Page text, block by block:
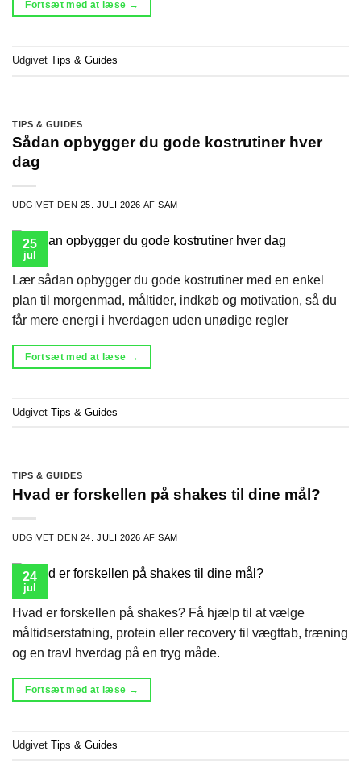
Fortsæt med at læse →
Udgivet Tips & Guides
TIPS & GUIDES
Sådan opbygger du gode kostrutiner hver
dag
UDGIVET DEN 25. JULI 2026 AFSAM
25
jul
Lær sådan opbygger du gode kostrutiner med en enkel
plan til morgenmad, måltider, indkøb og motivation, så du
får mere energi i hverdagen uden unødige regler
Fortsæt med at læse →
Udgivet Tips & Guides
TIPS & GUIDES
Hvad er forskellen på shakes til dine mål?
UDGIVET DEN 24. JULI 2026 AFSAM
24
jul
Hvad er forskellen på shakes? Få hjælp til at vælge
måltidserstatning, protein eller recovery til vægttab, træning
og en travl hverdag på en tryg måde.
Fortsæt med at læse →
Udgivet Tips & Guides